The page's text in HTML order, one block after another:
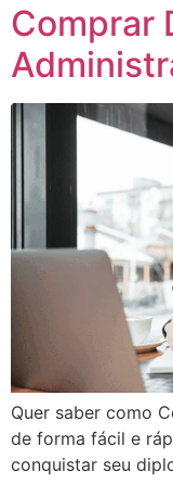
Comprar
Quer saber como
de forma fácil e
conquistar seu